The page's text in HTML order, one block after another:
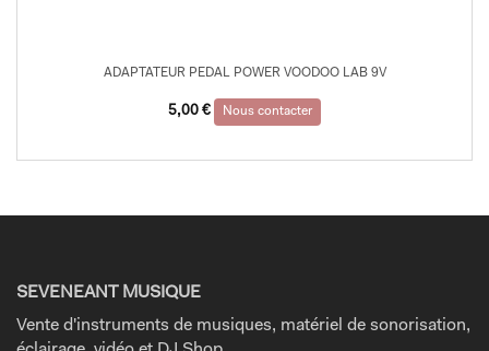
ADAPTATEUR PEDAL POWER VOODOO LAB 9V
5,00 € Nous contacter
SEVENEANT MUSIQUE
Vente d'instruments de musiques, matériel de sonorisation,